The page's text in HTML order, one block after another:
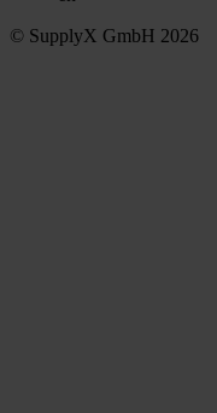
© SupplyX GmbH 2026